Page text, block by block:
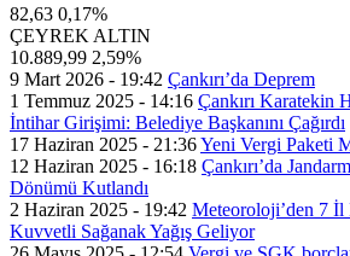
82,63 0,17%
ÇEYREK ALTIN
10.889,99 2,59%
9 Mart 2026 - 19:42 Çankırı’da Deprem
1 Temmuz 2025 - 14:16 Çankırı Karatekin
İntihar Girişimi: Belediye Başkanını Çağırdı
17 Haziran 2025 - 21:36Yeni Vergi Paketi
12 Haziran 2025 - 16:18 Çankırı’da
Dönümü Kutlandı
2 Haziran 2025 - 19:42 Meteoroloji’den 7 İl
Kuvvetli Sağanak Yağış Geliyor